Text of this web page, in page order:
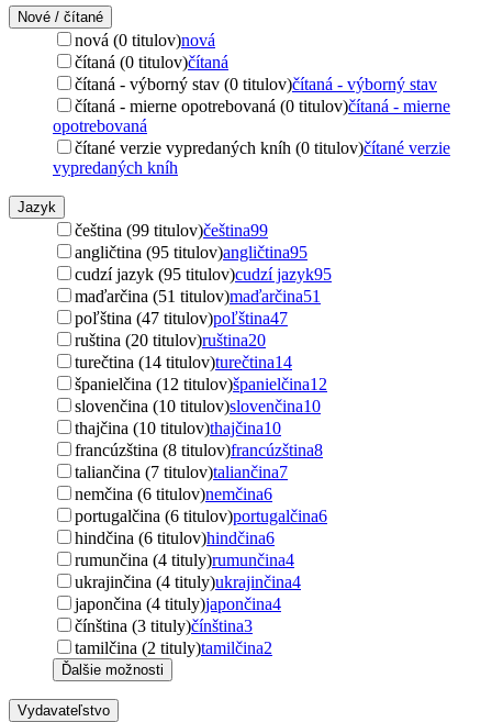
Nové / čítané
nová (0 titulov)nová
čítaná (0 titulov)čítaná
čítaná - výborný stav (0 titulov)čítaná - výborný stav
čítaná - mierne opotrebovaná (0 titulov)čítaná - mierne
opotrebovaná
čítané verzie vypredaných kníh (0 titulov)čítané verzie
vypredaných kníh
Jazyk
čeština (99 titulov)čeština99
angličtina (95 titulov)angličtina95
cudzí jazyk (95 titulov)cudzí jazyk95
maďarčina (51 titulov)maďarčina51
poľština (47 titulov)poľština47
ruština (20 titulov)ruština20
turečtina (14 titulov)turečtina14
španielčina (12 titulov)španielčina12
slovenčina (10 titulov)slovenčina10
thajčina (10 titulov)thajčina10
francúzština (8 titulov)francúzština8
taliančina (7 titulov)taliančina7
nemčina (6 titulov)nemčina6
portugalčina (6 titulov)portugalčina6
hindčina (6 titulov)hindčina6
rumunčina (4 tituly)rumunčina4
ukrajinčina (4 tituly)ukrajinčina4
japončina (4 tituly)japončina4
čínština (3 tituly)čínština3
tamilčina (2 tituly)tamilčina2
Ďalšie možnosti
Vydavateľstvo